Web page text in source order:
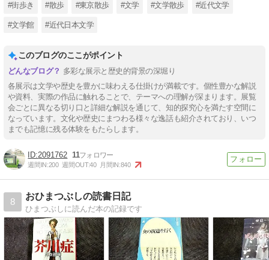
#街歩き #散歩 #東京散歩 #文学 #文学散歩 #近代文学
#文学館 #近代日本文学
このブログのここがポイント
多彩な展示と歴史的背景の深堀り
各展示は文学や歴史を豊かに味わえる仕掛けが満載です。個性豊かな解説
や資料、実際の作品に触れることで、テーマへの理解が深まります。展覧
会ごとに異なる切り口と詳細な解説を通じて、知的探究心を満たす空間に
なっています。文化や歴史にまつわる様々な逸話も紹介されており、いつ
までも記憶に残る体験をもたらします。
2091762 11
週間IN:200 週間OUT:40 月間IN:840
8
おひまつぶしの読書日記
ひまつぶしに読んだ本の記録です